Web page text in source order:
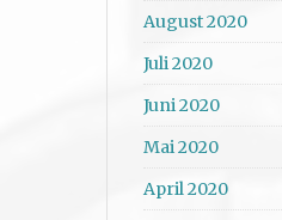
August 2020
Juli 2020
Juni 2020
Mai 2020
April 2020